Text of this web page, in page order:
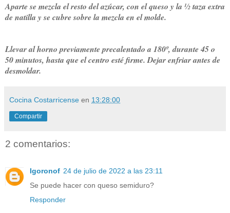
Aparte se mezcla el resto del azúcar, con el queso y la ½ taza extra
de natilla y se cubre sobre la mezcla en el molde.
Llevar al horno previamente precalentado a 180º, durante 45 o
50 minutos, hasta que el centro esté firme. Dejar enfriar antes de
desmoldar.
Cocina Costarricense en 13:28:00
Compartir
2 comentarios:
Igoronof 24 de julio de 2022 a las 23:11
Se puede hacer con queso semiduro?
Responder